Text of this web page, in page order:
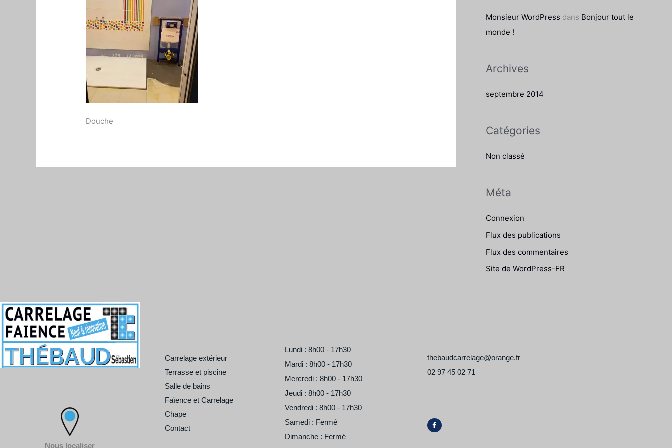
Douche
Monsieur WordPress dans Bonjour tout le
monde !
Archives
septembre 2014
Catégories
Non classé
Méta
Connexion
Flux des publications
Flux des commentaires
Site de WordPress-FR
Nous localiser
Carrelage extérieur
Terrasse et piscine
Salle de bains
Faïence et Carrelage
Chape
Contact
Lundi : 8h00 - 17h30
Mardi : 8h00 - 17h30
Mercredi : 8h00 - 17h30
Jeudi : 8h00 - 17h30
Vendredi : 8h00 - 17h30
Samedi : Fermé
Dimanche : Fermé
thebaudcarrelage@orange.fr
02 97 45 02 71
F
a
c